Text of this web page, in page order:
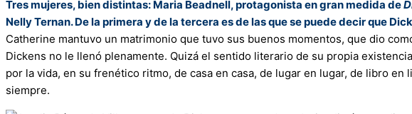
Tres mujeres, bien distintas: Maria Beadnell, protagonista en gran medida de
Nelly Ternan. De la primera y de la tercera es de las que se puede decir que
Catherine mantuvo un matrimonio que tuvo sus buenos momentos, que dio
Dickens no le llenó plenamente. Quizá el sentido literario de su propia
por la vida, en su frenético ritmo, de casa en casa, de lugar en lugar, de libro
siempre.